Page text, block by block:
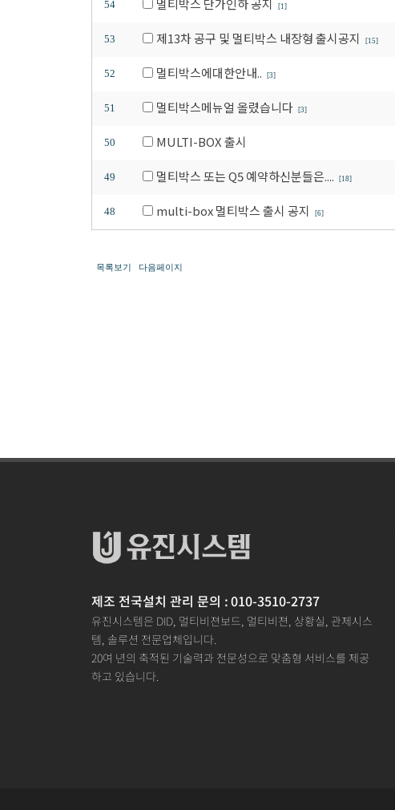
54 멀티박스 단가인하 공지 [1]
53 제13차 공구 및 멀티박스 내장형 출시공지 [15]
52 멀티박스에대한안내.. [3]
51 멀티박스메뉴얼 올렸습니다 [3]
50 MULTI-BOX 출시
49 멀티박스 또는 Q5 예약하신분들은.... [18]
48 multi-box 멀티박스 출시 공지 [6]
목록보기 다음페이지
제조 전국설치 관리 문의 : 010-3510-2737
유진시스템은 DID, 멀티비젼보드, 멀티비젼, 상황실, 관제시스
템, 솔루션 전문업체입니다.
20여 년의 축적된 기술력과 전문성으로 맞춤형 서비스를 제공
하고 있습니다.